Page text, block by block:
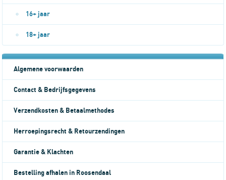
16+ jaar
18+ jaar
Algemene voorwaarden
Contact & Bedrijfsgegevens
Verzendkosten & Betaalmethodes
Herroepingsrecht & Retourzendingen
Garantie & Klachten
Bestelling afhalen in Roosendaal